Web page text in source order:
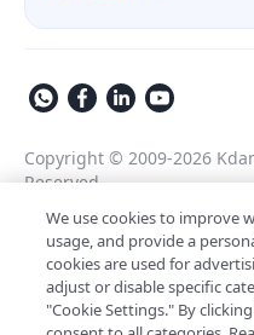
นโยบายความเป็นส่วนตัว
ข้
นโยบายความปลอดภัย
การ
ขับเคลื่อนโดย ComPDF
Copyright © 2009-2026
Reserved.
ผู้ช่วย AI สำ
We use cookies to improve
usage, and provide a
cookies are used for
adjust or disable specific
"Cookie Settings." By